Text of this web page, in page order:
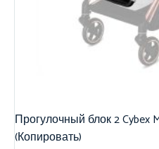
Прогулочный блок 2 Cybex
(Копировать)